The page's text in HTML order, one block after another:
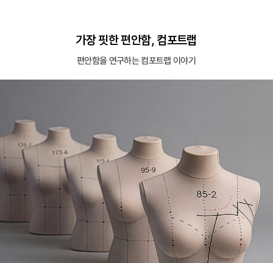
가장 핏한 편안함, 컴포트랩
편안함을 연구하는 컴포트랩 이야기